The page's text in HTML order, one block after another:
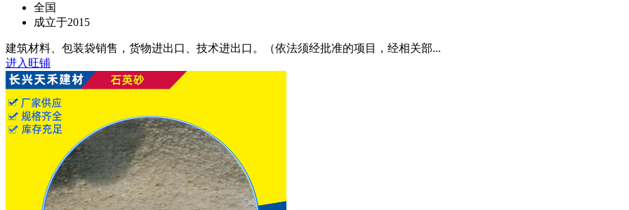
全国
成立于2015
建筑材料、包装袋销售，货物进出口、技术进出口。（依法须经批准的项目，经相关部...
进入旺铺